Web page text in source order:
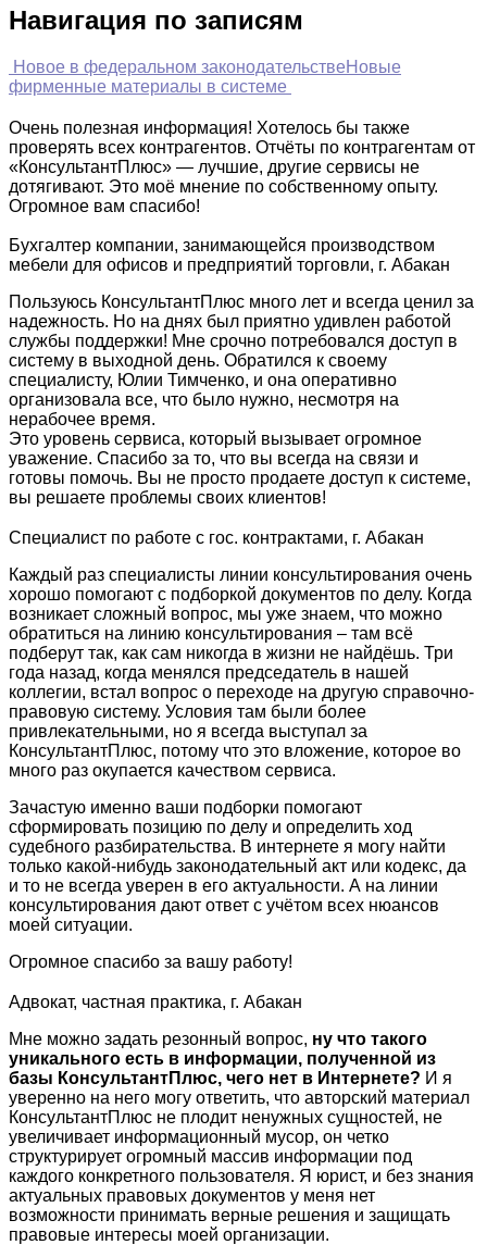
Навигация по записям
Новое в федеральном законодательствеНовые
фирменные материалы в системе
Очень полезная информация! Хотелось бы также
проверять всех контрагентов. Отчёты по контрагентам от
«КонсультантПлюс» — лучшие, другие сервисы не
дотягивают. Это моё мнение по собственному опыту.
Огромное вам спасибо!
Бухгалтер компании, занимающейся производством
мебели для офисов и предприятий торговли, г. Абакан
Пользуюсь КонсультантПлюс много лет и всегда ценил за
надежность. Но на днях был приятно удивлен работой
службы поддержки! Мне срочно потребовался доступ в
систему в выходной день. Обратился к своему
специалисту, Юлии Тимченко, и она оперативно
организовала все, что было нужно, несмотря на
нерабочее время.
Это уровень сервиса, который вызывает огромное
уважение. Спасибо за то, что вы всегда на связи и
готовы помочь. Вы не просто продаете доступ к системе,
вы решаете проблемы своих клиентов!
Специалист по работе с гос. контрактами, г. Абакан
Каждый раз специалисты линии консультирования очень
хорошо помогают с подборкой документов по делу. Когда
возникает сложный вопрос, мы уже знаем, что можно
обратиться на линию консультирования – там всё
подберут так, как сам никогда в жизни не найдёшь. Три
года назад, когда менялся председатель в нашей
коллегии, встал вопрос о переходе на другую справочно-
правовую систему. Условия там были более
привлекательными, но я всегда выступал за
КонсультантПлюс, потому что это вложение, которое во
много раз окупается качеством сервиса.
Зачастую именно ваши подборки помогают
сформировать позицию по делу и определить ход
судебного разбирательства. В интернете я могу найти
только какой-нибудь законодательный акт или кодекс, да
и то не всегда уверен в его актуальности. А на линии
консультирования дают ответ с учётом всех нюансов
моей ситуации.
Огромное спасибо за вашу работу!
Адвокат, частная практика, г. Абакан
Мне можно задать резонный вопрос, ну что такого
уникального есть в информации, полученной из
базы КонсультантПлюс, чего нет в Интернете? И я
уверенно на него могу ответить, что авторский материал
КонсультантПлюс не плодит ненужных сущностей, не
увеличивает информационный мусор, он четко
структурирует огромный массив информации под
каждого конкретного пользователя. Я юрист, и без знания
актуальных правовых документов у меня нет
возможности принимать верные решения и защищать
правовые интересы моей организации.